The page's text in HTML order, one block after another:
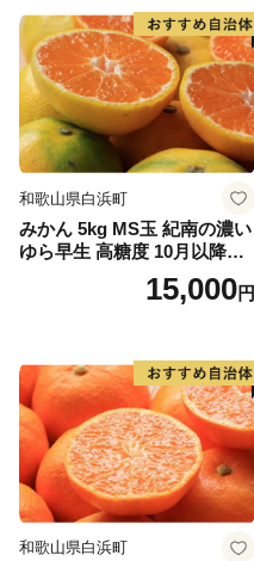
和歌山県白浜町
みかん 5kg MS玉 紀南の濃い
ゆら早生 高糖度 10月以降発
送 マルチ被覆栽培15,000円
和歌山県白浜町